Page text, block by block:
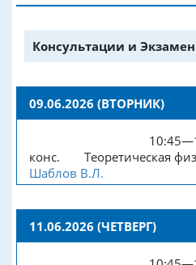
Консультации и
09.06.2026 (ВТОРНИК)
конс.
Теоретическая
Шаблов В.Л.
11.06.2026 (ЧЕТВЕРГ)